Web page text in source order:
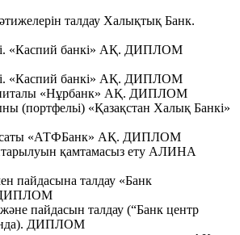
талдау Халықтық Банк.
«Каспий банкі» АҚ. ДИПЛОМ
«Каспий банкі» АҚ. ДИПЛОМ
«Нұрбанк» АҚ. ДИПЛОМ
(портфельі) «Қазақстан Халық Банкі»
«АТФБанк» АҚ. ДИПЛОМ
қамтамасыз ету АЛИНА
пайдасына талдау «Банк
ДИПЛОМ
пайдасын талдау (“Банк центр
ДИПЛОМ